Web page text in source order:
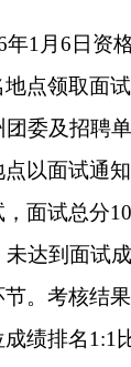
14日至2月10日
2人。体检合
向西部计划志
用人单位组织
2人及以上组
录，工作经历
学位证、人事